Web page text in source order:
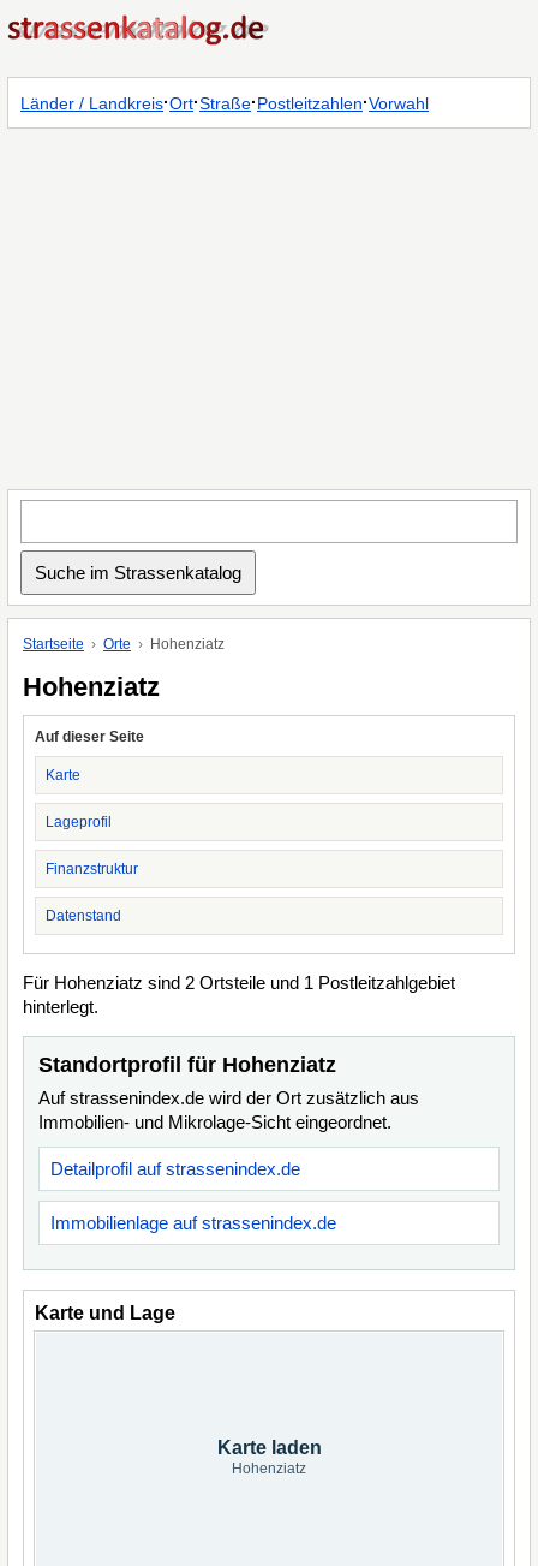
Länder / Landkreis·Ort·Straße·Postleitzahlen·Vorwahl
Startseite Orte Hohenziatz
Hohenziatz
Auf dieser Seite
Karte
Lageprofil
Finanzstruktur
Datenstand
Für Hohenziatz sind 2 Ortsteile und 1 Postleitzahlgebiet
hinterlegt.
Standortprofil für Hohenziatz
Auf strassenindex.de wird der Ort zusätzlich aus
Immobilien- und Mikrolage-Sicht eingeordnet.
Detailprofil auf strassenindex.de
Immobilienlage auf strassenindex.de
Karte und Lage
Karte laden
Hohenziatz